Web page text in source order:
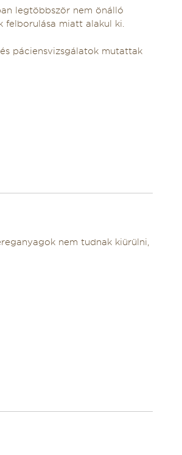
legtöbbször nem önálló
felborulása miatt alakul ki.
páciensvizsgálatok mutattak
nem tudnak kiürülni,